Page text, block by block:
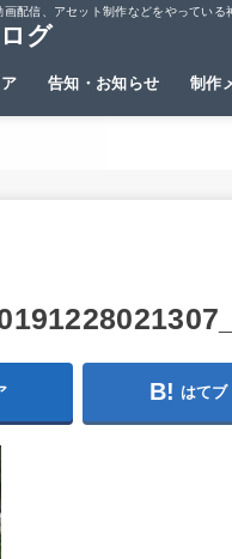
配信、アセット制作などをやっている
グ
告知・お知らせ 制作
はてブ